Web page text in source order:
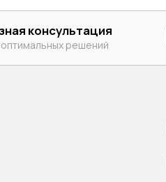
консультация
решений